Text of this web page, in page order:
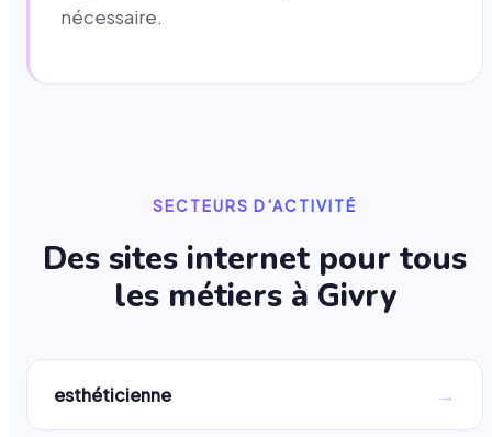
nécessaire.
SECTEURS D'ACTIVITÉ
Des sites internet pour tous
les métiers à Givry
esthéticienne →